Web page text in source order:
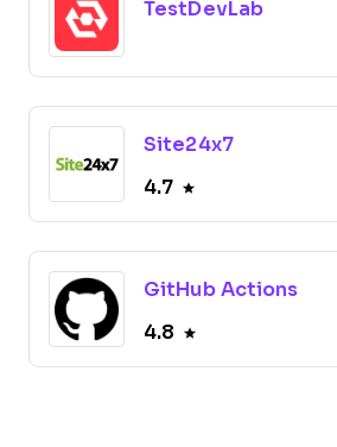
TestDevLab
Site24x7
4.7
GitHub Actions
4.8